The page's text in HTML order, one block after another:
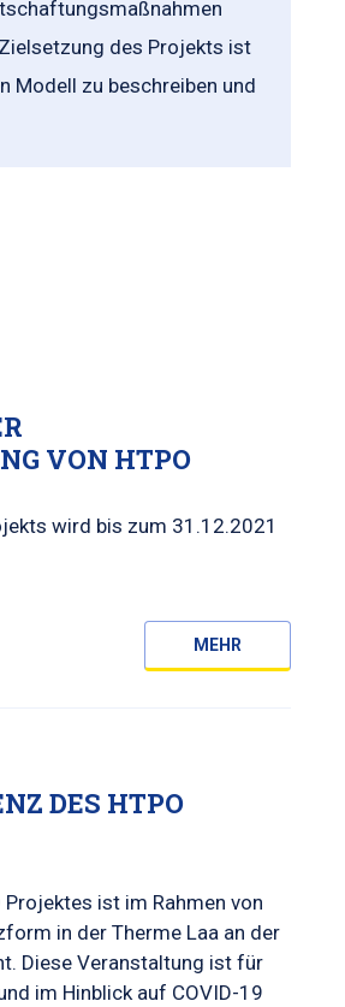
des Projekts ist
Modell zu beschreiben und
VON HTPO
wird bis zum 31.12.2021
MEHR
DES HTPO
ist im Rahmen von
in der Therme Laa an der
Diese Veranstaltung ist für
im Hinblick auf COVID-19